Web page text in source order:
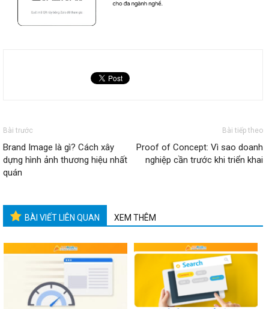
Bài trước
Brand Image là gì? Cách xây
dựng hình ảnh thương hiệu nhất
quán
Bài tiếp theo
Proof of Concept: Vì sao doanh
nghiệp cần trước khi triển khai
BÀI VIẾT LIÊN QUAN XEM THÊM